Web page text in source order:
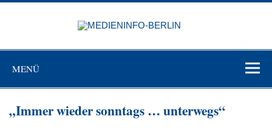
Zum
MENÜ
„Immer wieder sonntags … unterwegs“